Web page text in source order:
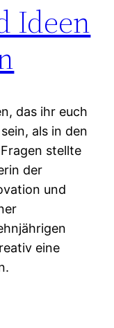
Ideen
das ihr euch
als in den
stellte
der
und
eine